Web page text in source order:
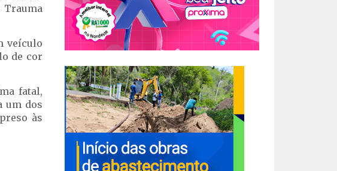
veículo
de cor
fatal,
um dos
às